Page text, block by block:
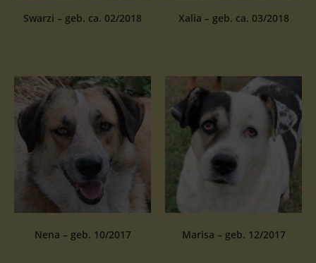
Swarzi – geb. ca. 02/2018 Xalia – geb. ca. 03/2018
Nena – geb. 10/2017 Marisa – geb. 12/2017